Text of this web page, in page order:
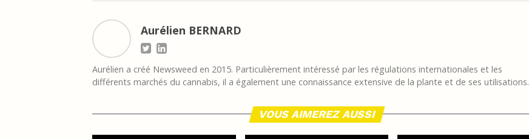
Aurélien BERNARD
Aurélien a créé Newsweed en 2015. Particulièrement intéressé par les régulations internationales et les
différents marchés du cannabis, il a également une connaissance extensive de la plante et de ses utilisations.
VOUS AIMEREZ AUSSI